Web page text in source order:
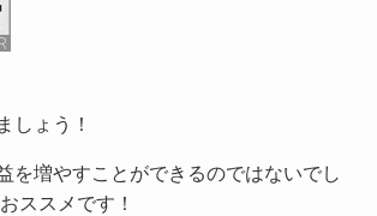
しょう！
を増やすことができるのではないでし
ススメです！